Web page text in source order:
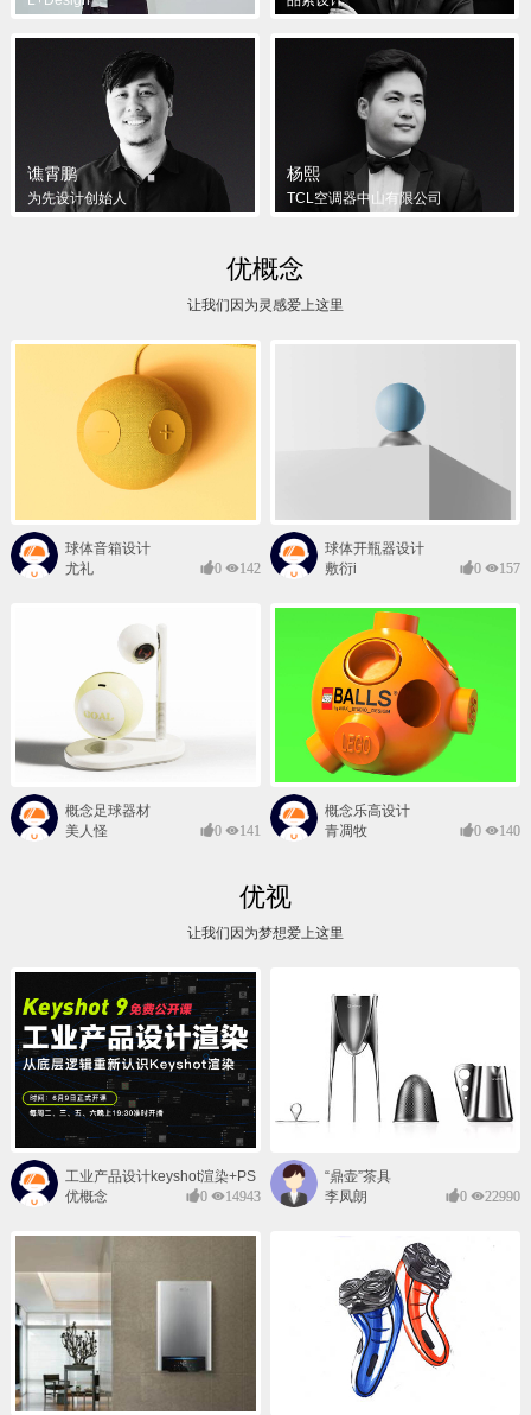
谯霄鹏
为先设计创始人
杨熙
TCL空调器中山有限公司
优概念
让我们因为灵感爱上这里
球体音箱设计
尤礼
0 142
球体开瓶器设计
敷衍i
0 157
概念足球器材
美人怪
0 141
概念乐高设计
青凋牧
0 140
优视
让我们因为梦想爱上这里
工业产品设计keyshot渲染+PS
后期班
优概念 0 14943
“鼎壶”茶具
李凤朗
0 22990